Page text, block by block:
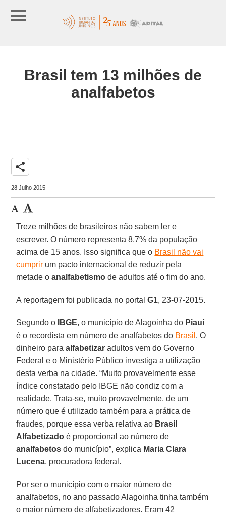
Brasil tem 13 milhões de
analfabetos
share
28 Julho 2015
Treze milhões de brasileiros não sabem ler e
escrever. O número representa 8,7% da população
acima de 15 anos. Isso significa que o Brasil não vai
cumprir um pacto internacional de reduzir pela
metade oanalfabetismo de adultos até o fim do ano.
A reportagem foi publicada no portalG1, 23-07-2015.
Segundo o IBGE, o município de Alagoinha do Piauí
é o recordista em número de analfabetos do Brasil . O
dinheiro paraalfabetizar adultos vem do Governo
Federal e o Ministério Público investiga a utilização
desta verba na cidade. “Muito provavelmente esse
índice constatado pelo IBGE não condiz com a
realidade. Trata-se, muito provavelmente, de um
número que é utilizado também para a prática de
fraudes, porque essa verba relativa ao Brasil
Alfabetizado é proporcional ao número de
analfabetos do município”, explica Maria Clara
Lucena, procuradora federal.
Por ser o município com o maior número de
analfabetos, no ano passado Alagoinha tinha também
o maior número de alfabetizadores. Eram 42